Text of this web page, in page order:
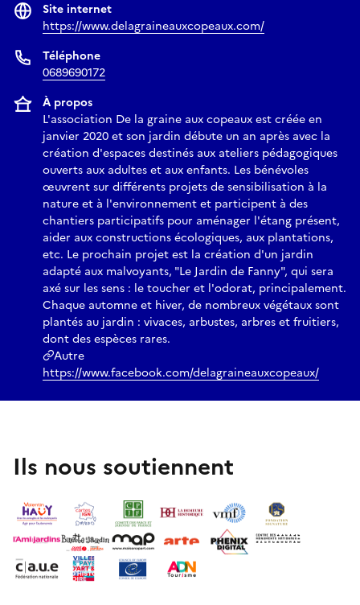
Site internet
https://www.delagraineauxcopeaux.com/
Téléphone
0689690172
À propos
L'association De la graine aux copeaux est créée en
janvier 2020 et son jardin débute un an après avec la
création d'espaces destinés aux ateliers pédagogiques
ouverts aux adultes et aux enfants. Les bénévoles
œuvrent sur différents projets de sensibilisation à la
nature et à l'environnement et participent à des
chantiers participatifs pour aménager l'étang présent,
aider aux constructions écologiques, aux plantations,
etc. Le prochain projet est la création d'un jardin
adapté aux malvoyants, "Le Jardin de Fanny", qui sera
axé sur les sens : le toucher et l'odorat, principalement.
Chaque automne et hiver, de nombreux végétaux sont
plantés au jardin : vivaces, arbustes, arbres et fruitiers,
dont des espèces rares.
Autre
https://www.facebook.com/delagraineauxcopeaux/
Ils nous soutiennent